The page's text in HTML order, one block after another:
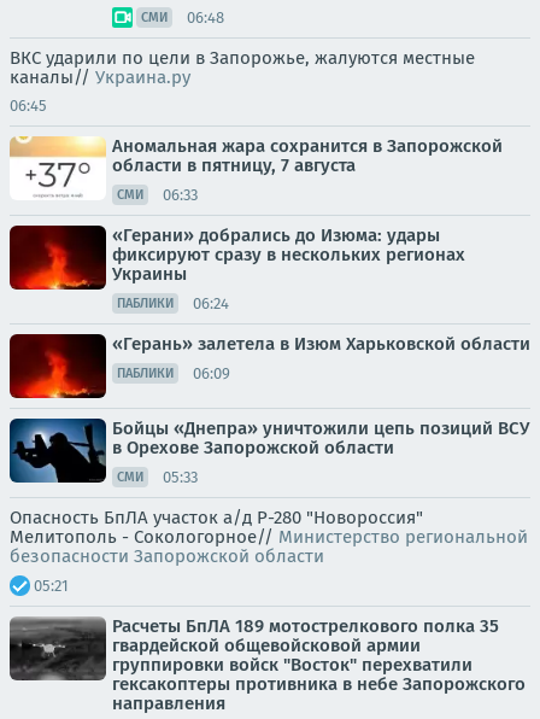
СМИ 06:48
ВКС ударили по цели в Запорожье, жалуются местные
каналы// Украина.ру
06:45
Аномальная жара сохранится в Запорожской
области в пятницу, 7 августа
СМИ 06:33
«Герани» добрались до Изюма: удары
фиксируют сразу в нескольких регионах
Украины
ПАБЛИКИ 06:24
«Герань» залетела в Изюм Харьковской области
ПАБЛИКИ 06:09
Бойцы «Днепра» уничтожили цепь позиций ВСУ
в Орехове Запорожской области
СМИ 05:33
Опасность БпЛА участок а/д Р-280 "Новороссия"
Мелитополь - Сокологорное// Министерство региональной
безопасности Запорожской области
05:21
Расчеты БпЛА 189 мотострелкового полка 35
гвардейской общевойсковой армии
группировки войск "Восток" перехватили
гексакоптеры противника в небе Запорожского
направления